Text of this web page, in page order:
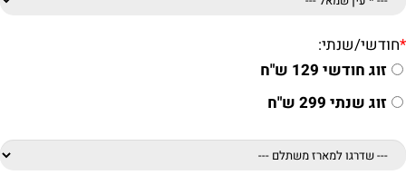
*חודשי/שנתי:
זוג חודשי 129 ש"ח
זוג שנתי 299 ש"ח